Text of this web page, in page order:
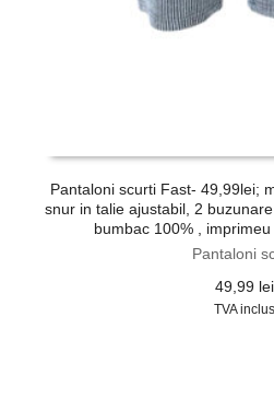
Pantaloni scurti Fast- 49,99lei;
snur in talie ajustabil, 2
bumbac 100% ,
Pantaloni
49,99 lei
TVA inclus